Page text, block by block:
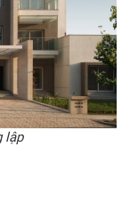
lập